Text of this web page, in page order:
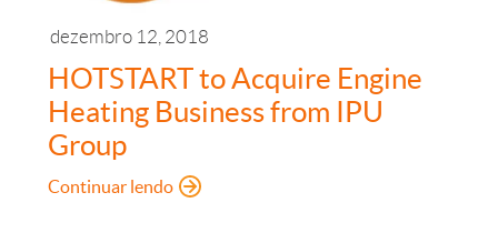
dezembro 12, 2018
HOTSTART to Acquire Engine
Heating Business from IPU
Group
Continuar lendo: HOTSTART to Acquire Engine Heating